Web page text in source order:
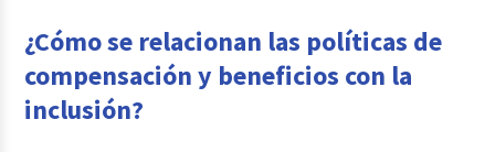
¿Cómo se relacionan las políticas de
compensación y beneficios con la
inclusión?